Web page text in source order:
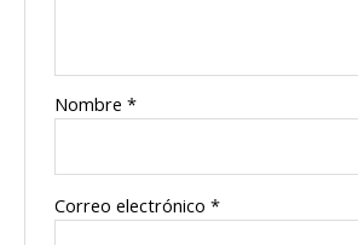
Nombre*
Correo electrónico*